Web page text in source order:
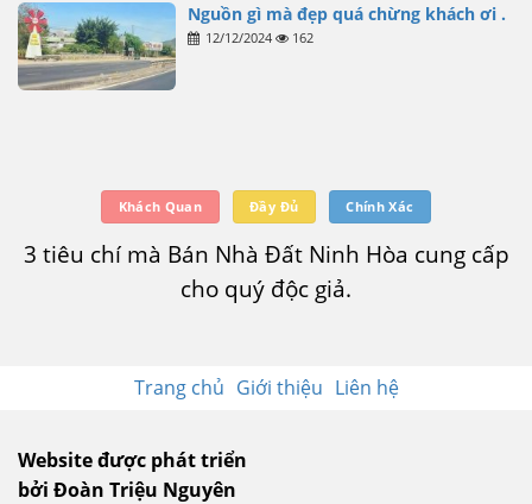
Nguồn gì mà đẹp quá chừng khách ơi .
12/12/2024 162
Khách Quan Đầy Đủ Chính Xác
3 tiêu chí mà Bán Nhà Đất Ninh Hòa cung cấp
cho quý độc giả.
Trang chủ Giới thiệu Liên hệ
Website được phát triển
bởi Đoàn Triệu Nguyên